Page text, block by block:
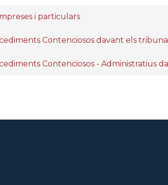
i particulars
Contenciosos davant els
Contenciosos - Administratius